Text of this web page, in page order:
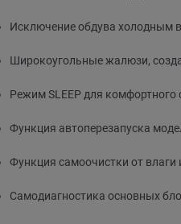
Исключение обдува холодным
Широкоугольные жалюзи,
Режим SLЕЕР для комфортного
Функция автоперезапуска
Функция самоочистки от влаги
Самодиагностика основных